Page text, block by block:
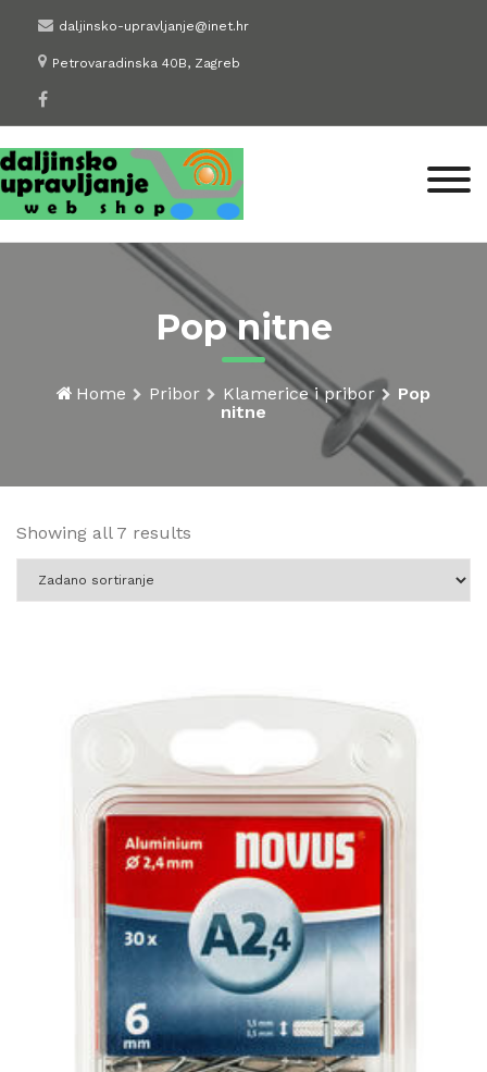
content
daljinsko-upravljanje@inet.hr
Petrovaradinska 40B, Zagreb
Pop nitne
Home Pribor Klamerice i pribor
Pop
nitne
Showing all 7 results